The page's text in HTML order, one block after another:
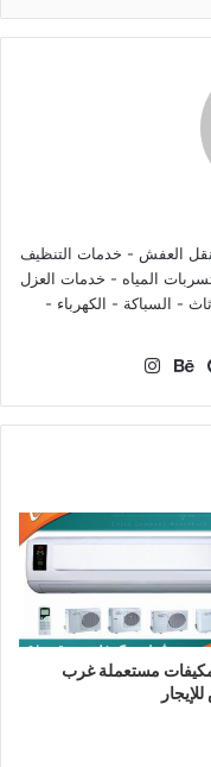
نقل العفش - خدمات التنظيف
المياه - خدمات العزل
- السباكة - الكهرباء -
مستعملة غرب